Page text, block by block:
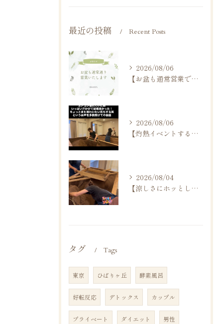
最近の投稿 Recent Posts
2026/08/06
【お盆も通常営業です】
2026/08/06
【灼熱イベントする？しない？】
2026/08/04
【涼しさにホッとしますね】
タグ Tags
東京 ひばりヶ丘 酵素風呂
好転反応 デトックス カップル
プライベート ダイエット 男性